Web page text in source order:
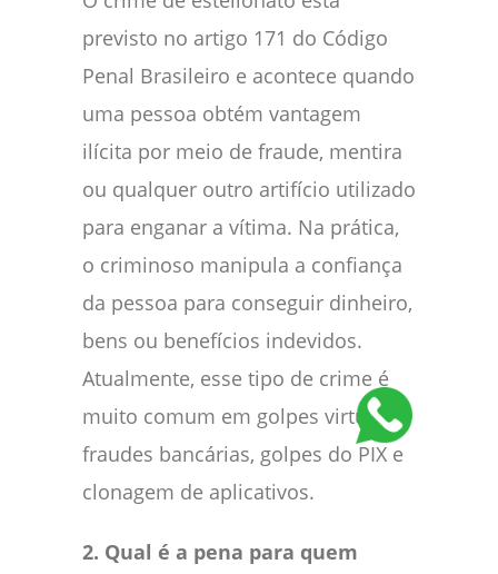
previsto no artigo 171 do Código
Penal Brasileiro e acontece quando
uma pessoa obtém vantagem
ilícita por meio de fraude, mentira
ou qualquer outro artifício utilizado
para enganar a vítima. Na prática,
o criminoso manipula a confiança
da pessoa para conseguir dinheiro,
bens ou benefícios indevidos.
Atualmente, esse tipo de crime é
muito comum em golpes virtuais,
fraudes bancárias, golpes do PIX e
clonagem de aplicativos.
2. Qual é a pena para quem